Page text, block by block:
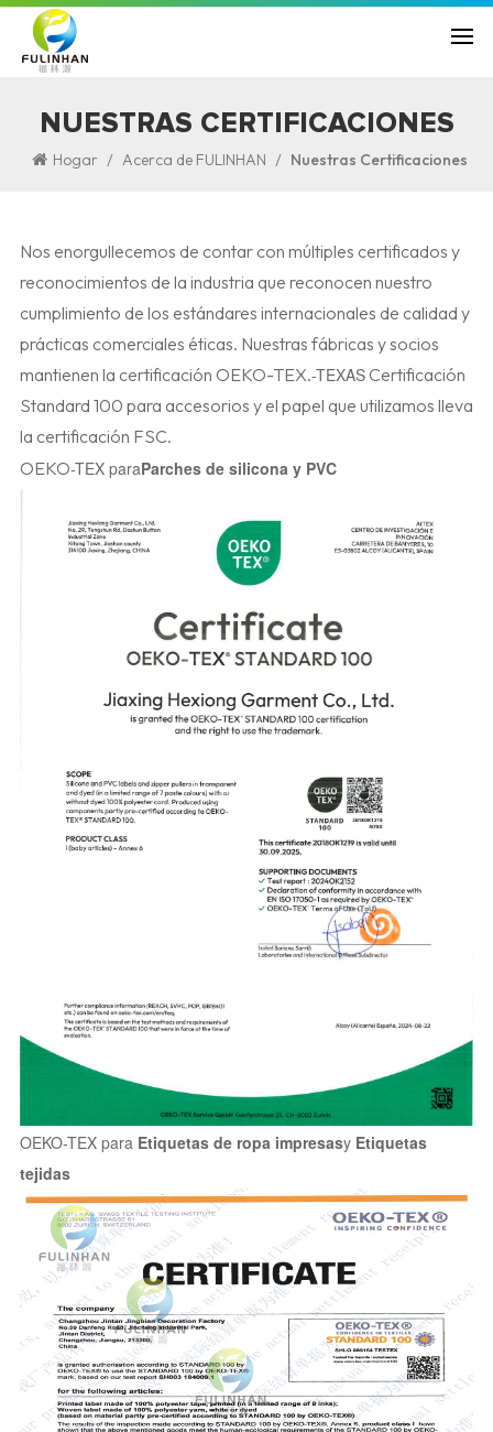
NUESTRAS CERTIFICACIONES
Hogar / Acerca de FULINHAN / Nuestras Certificaciones
Nos enorgullecemos de contar con múltiples certificados y
reconocimientos de la industria que reconocen nuestro
cumplimiento de los estándares internacionales de calidad y
prácticas comerciales éticas. Nuestras fábricas y socios
mantienen la certificación OEKO-TEX.-TEXASCertificación
Standard 100 para accesorios y el papel que utilizamos lleva
la certificación FSC.
OEKO-TEX paraParches de silicona y PVC
OEKO-TEX para Etiquetas de ropa impresasy Etiquetas
tejidas